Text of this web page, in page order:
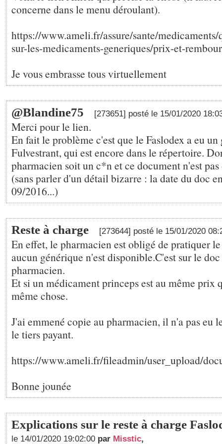
concerne dans le menu déroulant).
https://www.ameli.fr/assure/sante/medicaments/
sur-les-medicaments-generiques/prix-et-
Je vous embrasse tous virtuellement
@Blandine75 [273651] posté le 15/01/2020
Merci pour le lien.
En fait le problème c'est que le Faslodex a eu
Fulvestrant, qui est encore dans le répertoire.
pharmacien soit un c*n et ce document n'est
(sans parler d'un détail bizarre : la date du doc
09/2016...)
Reste à charge [273644] posté le 15/01/2020
En effet, le pharmacien est obligé de pratiquer
aucun générique n'est disponible.C'est sur le
pharmacien.
Et si un médicament princeps est au même prix
même chose.
J'ai emmené copie au pharmacien, il n'a pas eu
le tiers payant.
https://www.ameli.fr/fileadmin/user_upload/
Bonne jounée
Explications sur le reste à charge
le 14/01/2020 19:02:00 par Misstic,